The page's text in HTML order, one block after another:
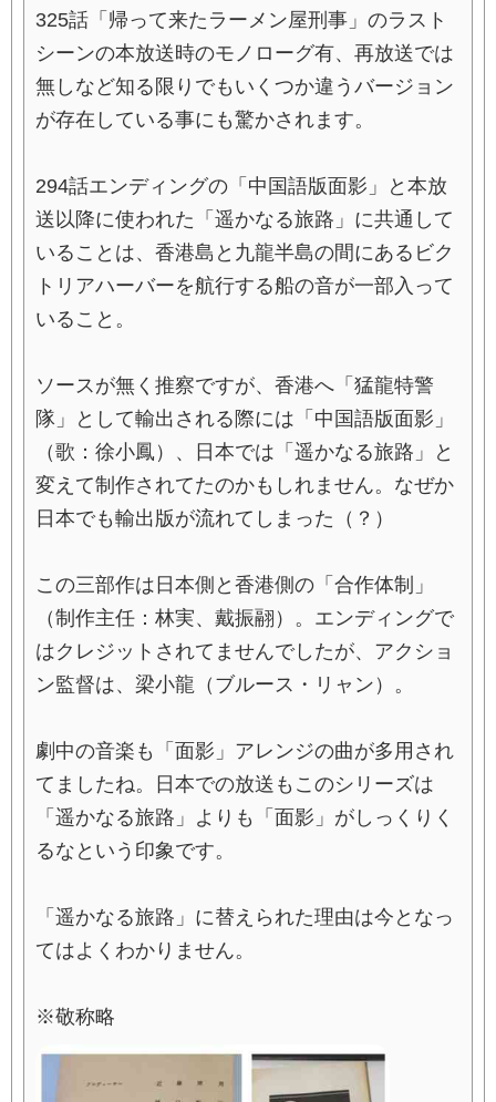
325話「帰って来たラーメン屋刑事」のラスト
シーンの本放送時のモノローグ有、再放送では
無しなど知る限りでもいくつか違うバージョン
が存在している事にも驚かされます。
294話エンディングの「中国語版面影」と本放
送以降に使われた「遥かなる旅路」に共通して
いることは、香港島と九龍半島の間にあるビク
トリアハーバーを航行する船の音が一部入って
いること。
ソースが無く推察ですが、香港へ「猛龍特警
隊」として輸出される際には「中国語版面影」
（歌：徐小鳳）、日本では「遥かなる旅路」と
変えて制作されてたのかもしれません。なぜか
日本でも輸出版が流れてしまった（？）
この三部作は日本側と香港側の「合作体制」
（制作主任：林実、戴振翮）。エンディングで
はクレジットされてませんでしたが、アクショ
ン監督は、梁小龍（ブルース・リャン）。
劇中の音楽も「面影」アレンジの曲が多用され
てましたね。日本での放送もこのシリーズは
「遥かなる旅路」よりも「面影」がしっくりく
るなという印象です。
「遥かなる旅路」に替えられた理由は今となっ
てはよくわかりません。
※敬称略